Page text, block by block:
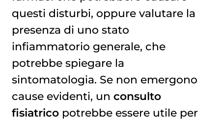
questi disturbi, oppure valutare la
presenza di uno stato
infiammatorio generale, che
potrebbe spiegare la
sintomatologia. Se non emergono
cause evidenti, un consulto
fisiatricopotrebbe essere utile per